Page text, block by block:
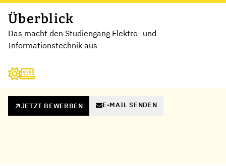
Überblick
Das macht den Studiengang Elektro- und
Informationstechnik aus
JETZT BEWERBEN E-MAIL SENDEN